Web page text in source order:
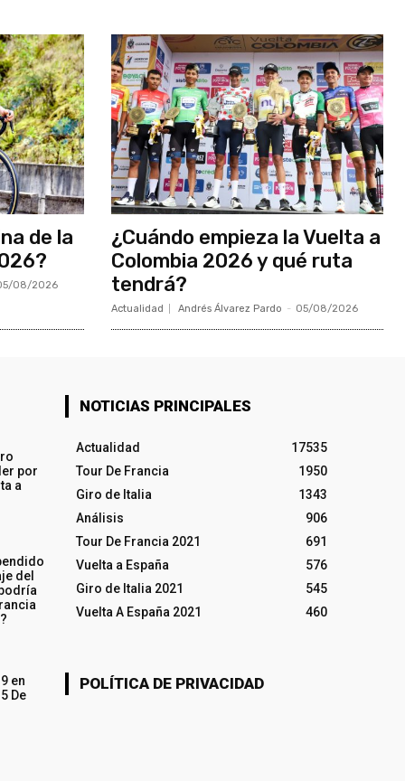
de la
08/2026
¿Cuándo empieza la Vuelta a
Colombia 2026 y qué ruta
tendrá?
Actualidad Andrés Álvarez Pardo - 05/08/2026
por
a
del
en
De
NOTICIAS PRINCIPALES
Actualidad
17535
Tour De Francia
1950
Giro de Italia
1343
Análisis
906
Tour De Francia 2021
691
Vuelta a España
576
Giro de Italia 2021
545
Vuelta A España 2021
460
POLÍTICA DE PRIVACIDAD